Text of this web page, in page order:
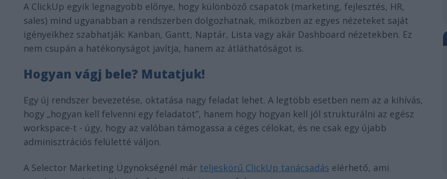
A ClickUp egyik legnagyobb előnye, hogy különböző csapatok (marketing, fejlesztés, HR,
sales) mind ugyanabban a rendszerben dolgozhatnak, miközben az egyes nézeteket saját
igényeikhez szabhatják: Kanban, Gantt, Naptár, Lista vagy akár Dashboard nézetekben. Ez
nem csupán a hatékonyságot javítja, hanem az átláthatóságot is.
Hogyan vágj bele? Mutatjuk!
Egy új rendszer bevezetése, oktatása nagy feladat lehet. A legtöbb esetben nem az a kihívás,
hogy „hogyan kell felvenni egy feladatot”, hanem hogy hogyan kell jól strukturálni az egész
workspace-t - úgy, hogy az valóban támogassa a céges célokat, és ne csak egy újabb
adminisztrációs felületté váljon.
A Selector Marketing Ügynökségnél már teljeskörű ClickUp tanácsadás elérhető, ami